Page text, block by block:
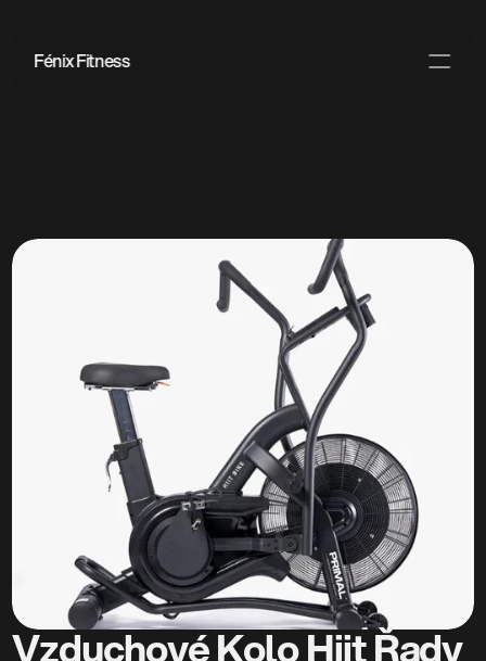
Vzduchové Kolo Hiit Řady
Fénix Fitness
Content
Careers
Docs